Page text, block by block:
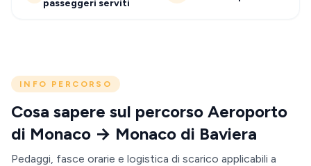
passeggeri serviti
INFO PERCORSO
Cosa sapere sul percorso Aeroporto
di Monaco → Monaco di Baviera
Pedaggi, fasce orarie e logistica di scarico applicabili a